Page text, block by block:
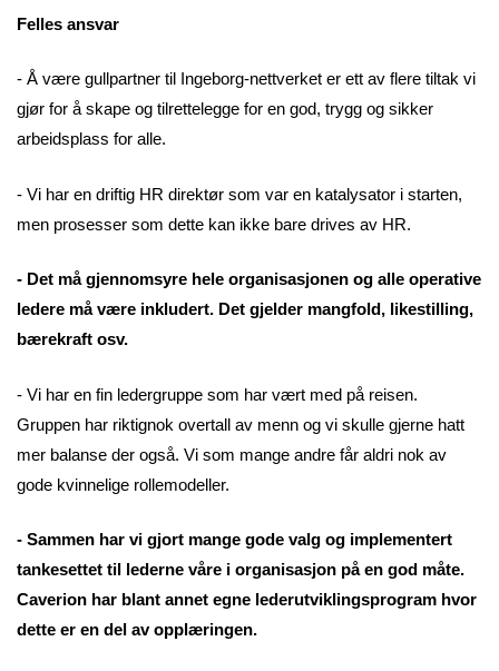
Felles ansvar
- Å være gullpartner til Ingeborg-nettverket er ett av flere tiltak vi
gjør for å skape og tilrettelegge for en god, trygg og sikker
arbeidsplass for alle.
- Vi har en driftig HR direktør som var en katalysator i starten,
men prosesser som dette kan ikke bare drives av HR.
- Det må gjennomsyre hele organisasjonen og alle operative
ledere må være inkludert. Det gjelder mangfold, likestilling,
bærekraft osv.
- Vi har en fin ledergruppe som har vært med på reisen.
Gruppen har riktignok overtall av menn og vi skulle gjerne hatt
mer balanse der også. Vi som mange andre får aldri nok av
gode kvinnelige rollemodeller.
- Sammen har vi gjort mange gode valg og implementert
tankesettet til lederne våre i organisasjon på en god måte.
Caverion har blant annet egne lederutviklingsprogram hvor
dette er en del av opplæringen.